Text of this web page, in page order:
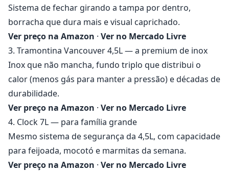
Sistema de fechar girando a tampa por dentro,
borracha que dura mais e visual caprichado.
Ver preço na Amazon · Ver no Mercado Livre
3. Tramontina Vancouver 4,5L — a premium de inox
Inox que não mancha, fundo triplo que distribui o
calor (menos gás para manter a pressão) e décadas de
durabilidade.
Ver preço na Amazon · Ver no Mercado Livre
4. Clock 7L — para família grande
Mesmo sistema de segurança da 4,5L, com capacidade
para feijoada, mocotó e marmitas da semana.
Ver preço na Amazon · Ver no Mercado Livre